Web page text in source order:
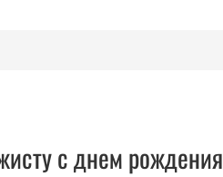
с днем рождения